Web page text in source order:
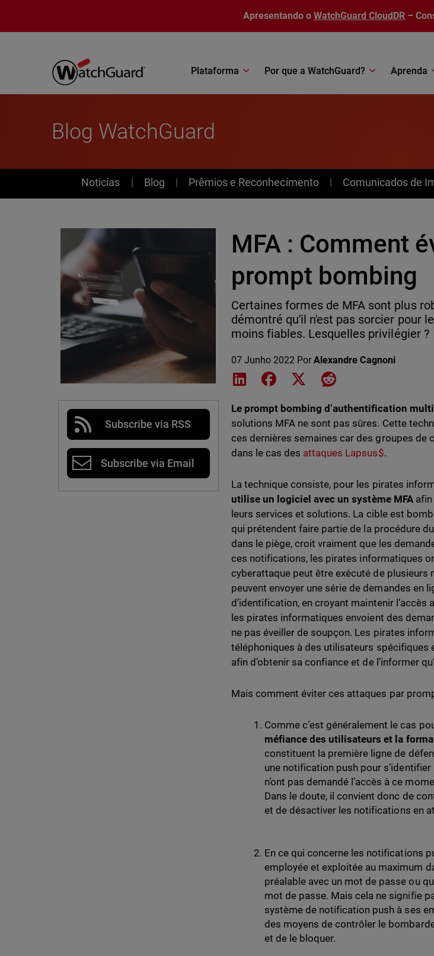
Apresentando o WatchGuard CloudDR –
Plataforma Por que a WatchGuard? Aprenda
Blog WatchGuard
News
Noticias Blog Prêmios e Reconhecimento Comunicados de
Subscribe via RSS
Subscribe via Email
MFA : Comment
prompt bombing
Certaines formes de MFA sont plus
démontré qu'il n'est pas sorcier pour
moins fiables. Lesquelles privilégier ?
07 Junho 2022 PorAlexandre Cagnoni
Share on LinkedIn
Share on Facebook
Share on XShare on Reddit
Le prompt bombing d’authentification
solutions MFA ne sont pas sûres. Cette
ces dernières semaines car des groupes de
dans le cas des attaques Lapsus$.
La technique consiste, pour les pirates
utilise un logiciel avec un système MFAafin
leurs services et solutions. La cible est
qui prétendent faire partie de la procédure
dans le piège, croit vraiment que les
ces notifications, les pirates informatiques
cyberattaque peut être exécuté de
peuvent envoyer une série de demandes en
d’identification, en croyant maintenir l’accès
les pirates informatiques envoient des
ne pas éveiller de soupçon. Les pirates
téléphoniques à des utilisateurs spécifiques
afin d’obtenir sa confiance et de l’informer
Mais comment éviter ces attaques par
Comme c’est généralement le cas
méfiance des utilisateurs et la
constituent la première ligne de
une notification push pour s’identifier
n’ont pas demandé l’accès à ce
Dans le doute, il convient donc de
et de désactiver les notifications en
En ce qui concerne les notifications
employée et exploitée au maximum
préalable avec un mot de passe ou
mot de passe. Mais cela ne signifie
système de notification push à ses
des moyens de contrôler le
et de le bloquer.